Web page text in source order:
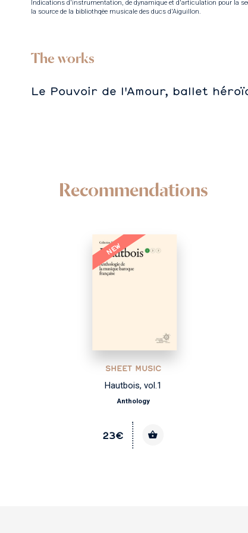
Indications d'instrumentation, de dynamique et d'articulation pour la
la source de la bibliothqèe musicale des ducs d'Aiguillon.
The works
Le Pouvoir de l'Amour, ballet
Recommendations
NEW
SHEET MUSIC
Hautbois, vol.1
Anthology
23€